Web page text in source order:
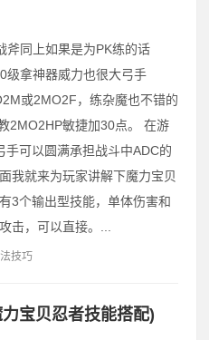
斧同上如果是为PK练的话
级拿神器威力也很大弓手
或2MO2F，练杂魔也不错的
2MO2HP敏捷加30点。 在游
可以圆满承担战斗中ADC的
我就来为玩家讲解下魔力宝贝
3个输出型技能，单体伤害和
击，可以直接。...
技巧
宝贝忍者技能搭配)